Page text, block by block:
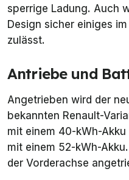
sperrige Ladung. Auch
Design sicher einiges
zulässt.
Antriebe und
Angetrieben wird der
bekannten Renault-
mit einem 40-kWh-Akku
mit einem 52-kWh-
der Vorderachse